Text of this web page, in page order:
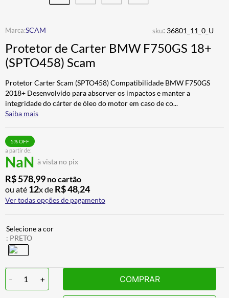
SCAM sku: 36801_11_0_U
Protetor de Carter BMW F750GS 18+
(SPTO458) Scam
Protetor Carter Scam (SPTO458) Compatibilidade BMW F750GS
2018+ Desenvolvido para absorver os impactos e manter a
integridade do cárter de óleo do motor em caso de co...
Saiba mais
a partir de:
NaN à vista no pix
5% OFF
R$578,99 no cartão
ou até 12x de R$48,24
Ver todas opções de pagamento
: PRETO
- 1 + COMPRAR
4º ÓCULOS SOLAR
5º LUVA
6 º ALPINESTAR
7º BAU
8º CALÇA
9º AIROH
10º